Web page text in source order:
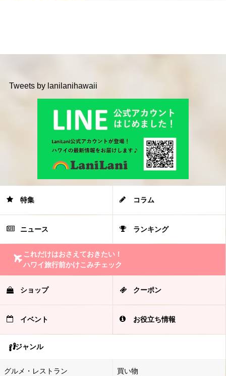
Tweets by lanilanihawaii
特集 コラム
ニュース ランキング
これだけはおさえておきたい！
ハワイ旅行前かけこみチェック
ショップ クーポン
イベント お役立ち情報
ジャンル
グルメ・レストラン 買い物